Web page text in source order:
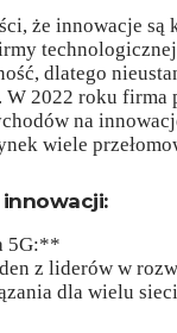
że innowacje są
dlatego
2022 roku firma
na
wiele
5G:**
z liderów w
dla wielu